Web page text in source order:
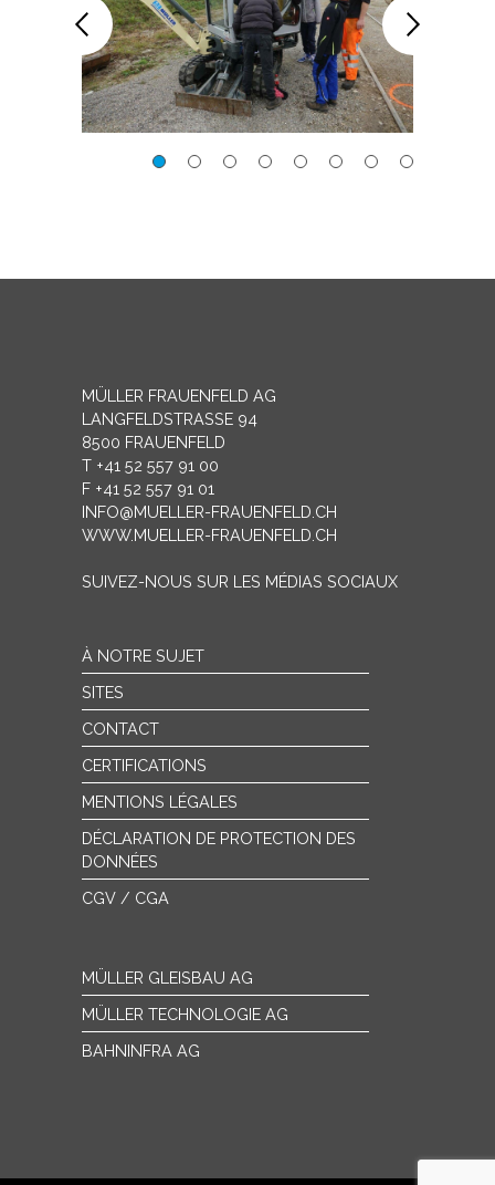
Baumaschinenmechaniker/in
MÜLLER FRAUENFELD AG
LANGFELDSTRASSE 94
8500 FRAUENFELD
T +41 52 557 91 00
F +41 52 557 91 01
INFO@MUELLER-FRAUENFELD.CH
WWW.MUELLER-FRAUENFELD.CH
SUIVEZ-NOUS SUR LES MÉDIAS SOCIAUX
À NOTRE SUJET
SITES
CONTACT
CERTIFICATIONS
MENTIONS LÉGALES
DÉCLARATION DE PROTECTION DES
DONNÉES
CGV / CGA
MÜLLER GLEISBAU AG
MÜLLER TECHNOLOGIE AG
BAHNINFRA AG